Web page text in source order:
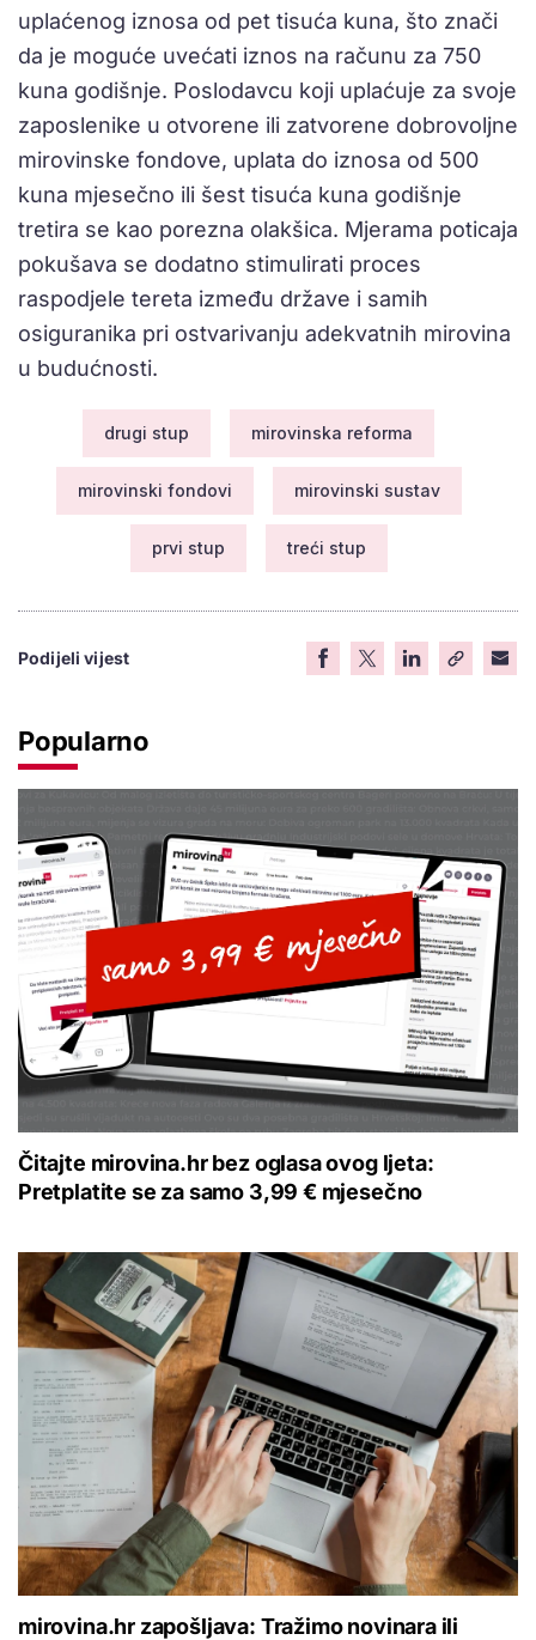
uplaćenog iznosa od pet tisuća kuna, što znači
da je moguće uvećati iznos na računu za 750
kuna godišnje. Poslodavcu koji uplaćuje za svoje
zaposlenike u otvorene ili zatvorene dobrovoljne
mirovinske fondove, uplata do iznosa od 500
kuna mjesečno ili šest tisuća kuna godišnje
tretira se kao porezna olakšica. Mjerama poticaja
pokušava se dodatno stimulirati proces
raspodjele tereta između države i samih
osiguranika pri ostvarivanju adekvatnih mirovina
u budućnosti.
drugi stup mirovinska reforma
mirovinski fondovi mirovinski sustav
prvi stup treći stup
Podijeli vijest
Popularno
Čitajte mirovina.hr bez oglasa ovog ljeta:
Pretplatite se za samo 3,99 € mjesečno
mirovina.hr zapošljava: Tražimo novinara ili